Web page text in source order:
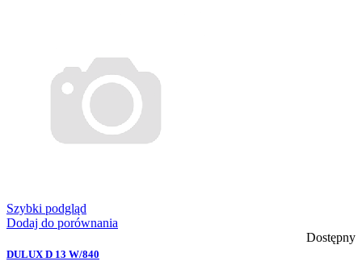
Szybki podgląd
Dodaj do porównania
Dostępny
DULUX D 13 W/840